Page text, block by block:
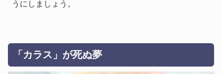
うにしましょう。
「カラス」が死ぬ夢